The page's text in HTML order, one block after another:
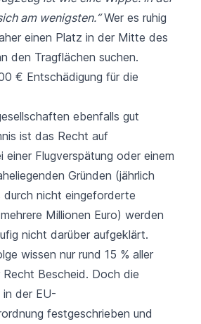
am wenigsten.“Wer es ruhig
einen Platz in der Mitte des
den Tragflächen suchen.
€ Entschädigung für die
ebenfalls gut
ist das Recht auf
einer Flugverspätung oder einem
Gründen (jährlich
durch nicht eingeforderte
Millionen Euro) werden
nicht darüber aufgeklärt.
wissen nur rund 15 % aller
Recht Bescheid. Doch die
in der EU-
festgeschrieben und